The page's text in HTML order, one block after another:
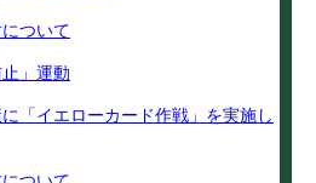
ついて
止」運動
「イエローカード作戦」を実施し